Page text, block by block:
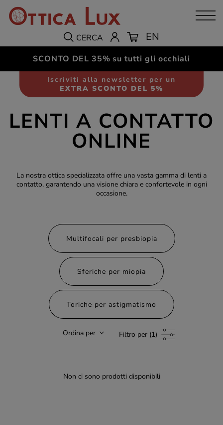
CERCA EN
SCONTO DEL 35% su tutti gli occhiali
Iscriviti alla newsletter per un
EXTRA SCONTO DEL 5%
LENTI A CONTATTO
ONLINE
La nostra ottica specializzata offre una vasta gamma di lenti a
contatto, garantendo una visione chiara e confortevole in ogni
occasione.
Multifocali per presbiopia
Sferiche per miopia
Toriche per astigmatismo
Ordina per Filtro per (1)
Non ci sono prodotti disponibili